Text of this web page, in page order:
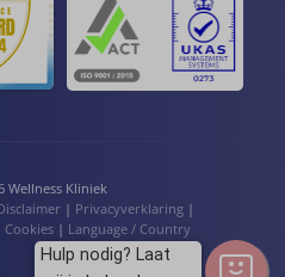
Wellness Kliniek
| Privacyverklaring |
Cookies| Language / Country
Hulp nodig? Laat